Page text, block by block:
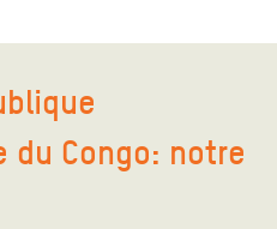
du Congo: notre